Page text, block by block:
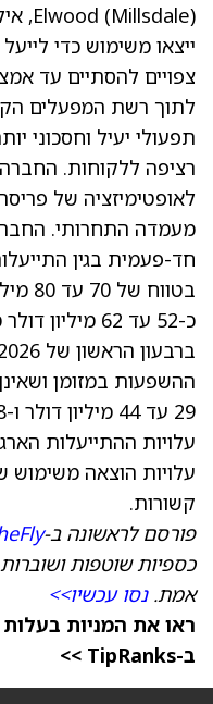
ייצאו משימוש כדי
לתוך רשת המפעלים
תפעולי יעיל וחסכוני
רציפה ללקוחות. החברה
לאופטימיזציה של
מעמדה התחרותי.
כ-52 עד 62
ההשפעות במזומן
עלויות ההתייעלות
עלויות הוצאה משימוש
קשורות.
פורסם לראשונה ב-
כספיות שוטפות
אמת.נסו עכשיו>>
ראו את המניות בעלות
ב-TipRanks >>